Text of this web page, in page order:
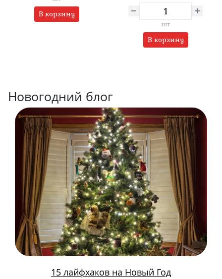
В корзину
шт
В корзину
Новогодний блог
15 лайфхаков на Новый Год